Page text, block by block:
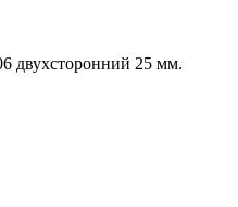
двухсторонний 25 мм.